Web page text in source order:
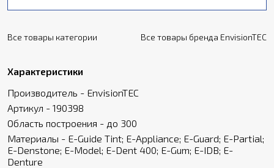
Все товары категории Все товары бренда EnvisionTEC
Характеристики
Производитель - EnvisionTEC
Артикул - 190398
Область построения - до 300
Материалы - E-Guide Tint; E-Appliance; E-Guard; E-Partial;
E-Denstone; E-Model; E-Dent 400; E-Gum; E-IDB; E-
Denture